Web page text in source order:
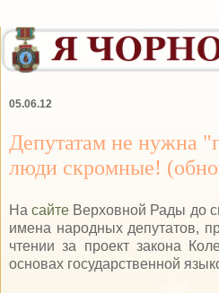
05.06.12
Депутатам не нужна
люди скромные!
Насайте Верховной Рады до
имена народных депутатов,
чтении за проект закона
основах государственной